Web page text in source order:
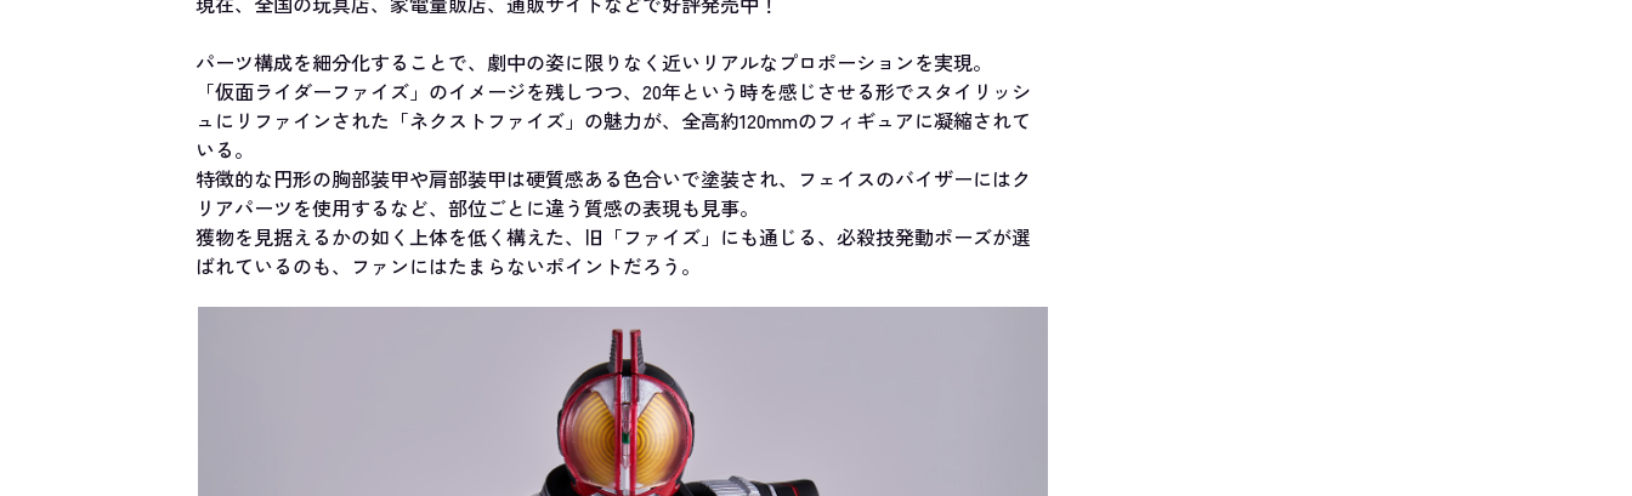
パーツ構成を細分化することで、劇中の姿に限りなく近いリアルなプロポーションを実現。
「仮面ライダーファイズ」のイメージを残しつつ、20年という時を感じさせる形でスタイリッシ
ュにリファインされた「ネクストファイズ」の魅力が、全高約120mmのフィギュアに凝縮されて
いる。
特徴的な円形の胸部装甲や肩部装甲は硬質感ある色合いで塗装され、フェイスのバイザーにはク
リアパーツを使用するなど、部位ごとに違う質感の表現も見事。
獲物を見据えるかの如く上体を低く構えた、旧「ファイズ」にも通じる、必殺技発動ポーズが選
ばれているのも、ファンにはたまらないポイントだろう。